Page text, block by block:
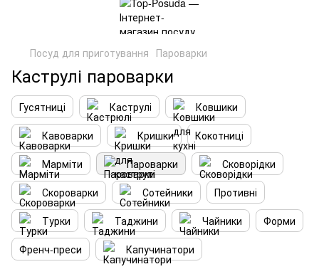
Посуд для приготування Пароварки
Каструлі пароварки
Гусятниці Каструлі
Ковшики
Кавоварки
Кришки
Кокотниці
Марміти
Пароварки
Сковорідки
Скороварки
Сотейники
Противні
Турки
Таджини Чайники
Форми
Френч-преси
Капучинатори